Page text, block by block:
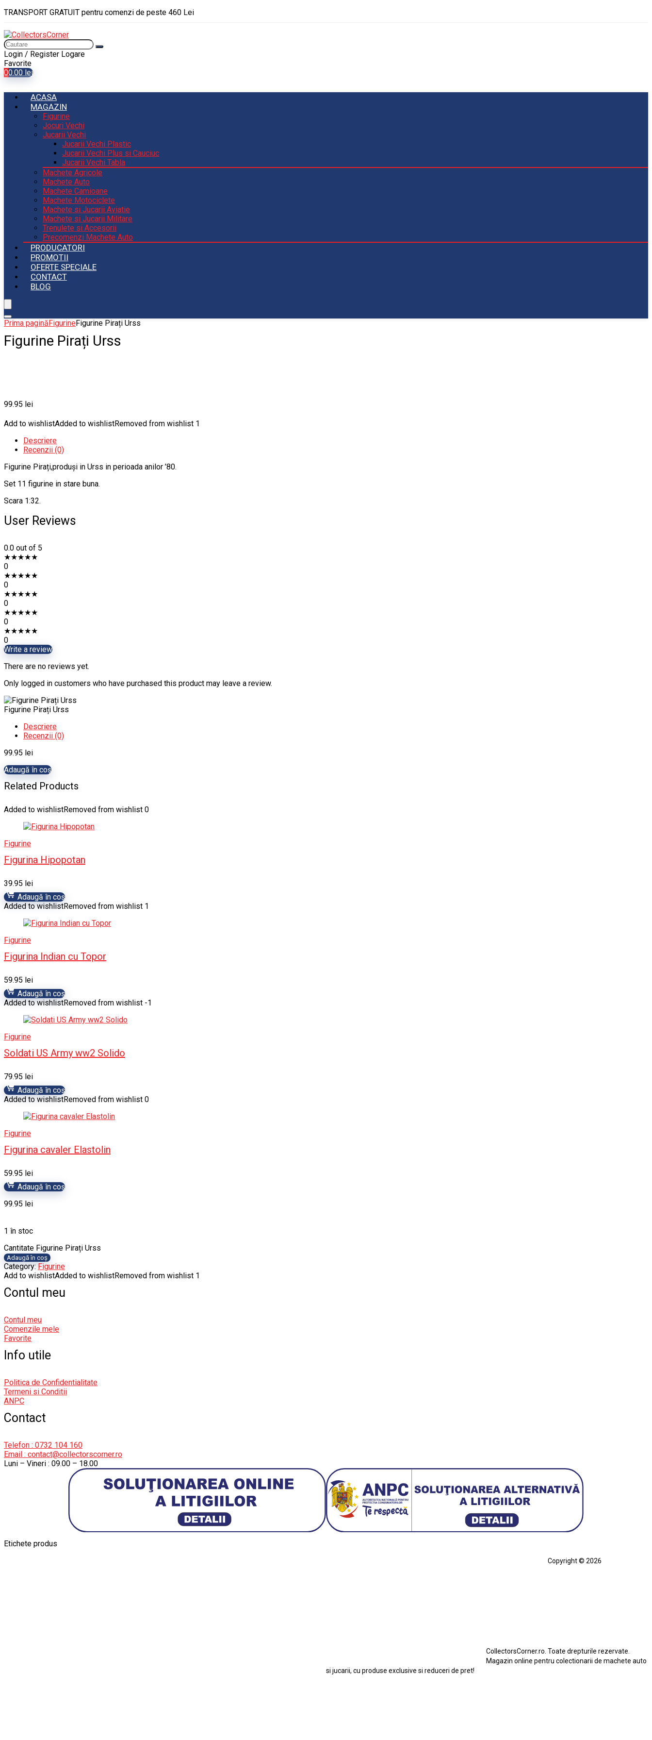
TRANSPORT GRATUIT pentru comenzi de peste 460 Lei
Login / Register Logare
Favorite
00.00 lei
ACASA
MAGAZIN
Figurine
Jocuri Vechi
Jucarii Vechi
Jucarii Vechi Plastic
Jucarii Vechi Plus si Cauciuc
Jucarii Vechi Tabla
Machete Agricole
Machete Auto
Machete Camioane
Machete Motociclete
Machete si Jucarii Aviatie
Machete si Jucarii Militare
Trenulete si Accesorii
Precomenzi Machete Auto
PRODUCATORI
PROMOTII
OFERTE SPECIALE
CONTACT
BLOG
Prima paginăFigurineFigurine Pirați Urss
Figurine Pirați Urss
99.95 lei
Add to wishlistAdded to wishlistRemoved from wishlist 1
Descriere
Recenzii (0)
Figurine Pirați,produși in Urss in perioada anilor ’80.
Set 11 figurine in stare buna.
Scara 1:32.
User Reviews
0.0 out of 5
★★★★★
0
★★★★★
0
★★★★★
0
★★★★★
0
★★★★★
0
Write a review
There are no reviews yet.
Only logged in customers who have purchased this product may leave a review.
Figurine Pirați Urss
Descriere
Recenzii (0)
99.95 lei
Adaugă în coș
Related Products
Added to wishlistRemoved from wishlist 0
Figurine
Figurina Hipopotan
39.95 lei
Adaugă în coș
Added to wishlistRemoved from wishlist 1
Figurine
Figurina Indian cu Topor
59.95 lei
Adaugă în coș
Added to wishlistRemoved from wishlist -1
Figurine
Soldati US Army ww2 Solido
79.95 lei
Adaugă în coș
Added to wishlistRemoved from wishlist 0
Figurine
Figurina cavaler Elastolin
59.95 lei
Adaugă în coș
99.95 lei
1 în stoc
Cantitate Figurine Pirați Urss
Adaugă în coș
Category: Figurine
Add to wishlistAdded to wishlistRemoved from wishlist 1
Contul meu
Contul meu
Comenzile mele
Favorite
Info utile
Politica de Confidentialitate
Termeni si Conditii
ANPC
Contact
Telefon : 0732 104 160
Email : contact@collectorscorner.ro
Luni – Vineri : 09.00 – 18.00
Etichete produs
Copyright © 2026
CollectorsCorner.ro. Toate drepturile rezervate.
Magazin online pentru colectionarii de machete auto
si jucarii, cu produse exclusive si reduceri de pret!